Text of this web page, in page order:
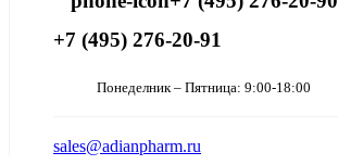
+7 (495) 276-20-91
Понеделник – Пятница: 9:00-18:00
sales@adianpharm.ru